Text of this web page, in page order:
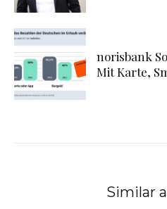
norisbank
Mit Karte,
Similar